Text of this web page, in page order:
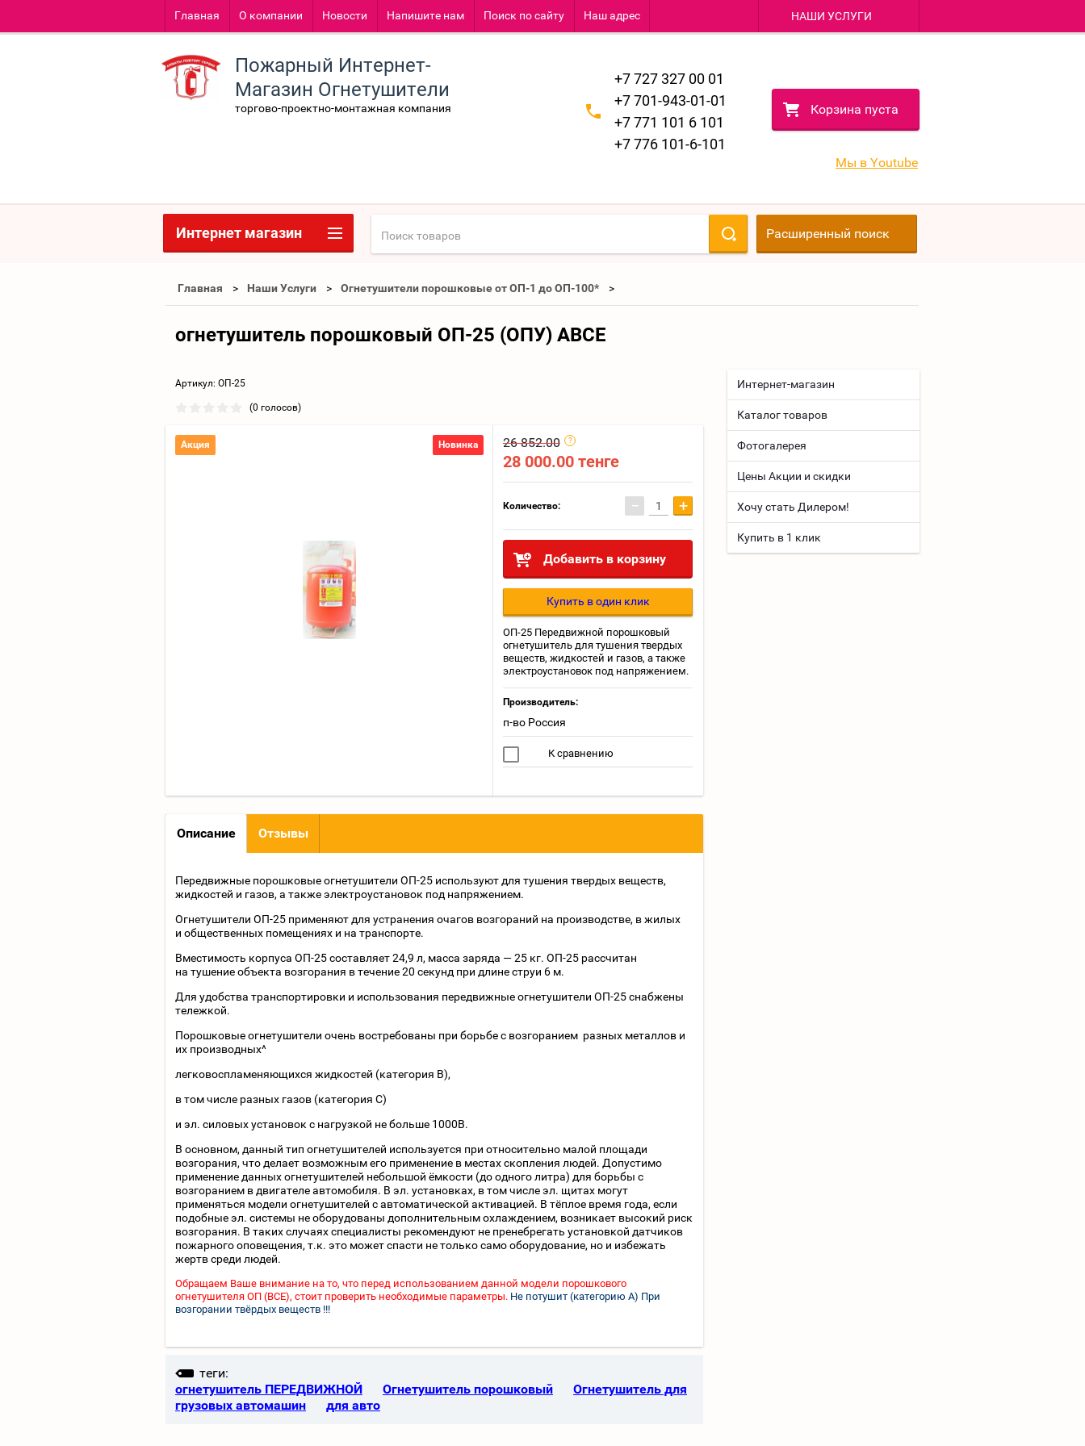
Главная О компании Новости Напишите нам Поиск по сайту Наш адрес НАШИ УСЛУГИ
Пожарный Интернет-
Магазин Огнетушители
торгово-проектно-монтажная компания
+7 727 327 00 01
+7 701-943-01-01
+7 771 101 6 101
+7 776 101-6-101
Корзина пуста
Мы в Youtube
Расширенный поиск
Главная Наши Услуги Огнетушители порошковые от ОП-1 до ОП-100*
огнетушитель порошковый ОП-25 (ОПУ) АВСЕ
Артикул: ОП-25
(0 голосов)
Акция Новинка 26 852.00
28 000.00 тенге
Количество: − +
Добавить в корзину
Купить в один клик
ОП-25 Передвижной порошковый
огнетушитель для тушения твердых
веществ, жидкостей и газов, а также
электроустановок под напряжением.
Производитель:
п-во Россия
К сравнению
Описание Отзывы
Передвижные порошковые огнетушители ОП-25 используют для тушения твердых веществ,
жидкостей и газов, а также электроустановок под напряжением.
Огнетушители ОП-25 применяют для устранения очагов возгораний на производстве, в жилых
и общественных помещениях и на транспорте.
Вместимость корпуса ОП-25 составляет 24,9 л, масса заряда — 25 кг. ОП-25 рассчитан
на тушение объекта возгорания в течение 20 секунд при длине струи 6 м.
Для удобства транспортировки и использования передвижные огнетушители ОП-25 снабжены
тележкой.
Порошковые огнетушители очень востребованы при борьбе с возгоранием разных металлов и
их производных^
легковоспламеняющихся жидкостей (категория В),
в том числе разных газов (категория С)
и эл. силовых установок с нагрузкой не больше 1000В.
В основном, данный тип огнетушителей используется при относительно малой площади
возгорания, что делает возможным его применение в местах скопления людей. Допустимо
применение данных огнетушителей небольшой ёмкости (до одного литра) для борьбы с
возгоранием в двигателе автомобиля. В эл. установках, в том числе эл. щитах могут
применяться модели огнетушителей с автоматической активацией. В тёплое время года, если
подобные эл. системы не оборудованы дополнительным охлаждением, возникает высокий риск
возгорания. В таких случаях специалисты рекомендуют не пренебрегать установкой датчиков
пожарного оповещения, т.к. это может спасти не только само оборудование, но и избежать
жертв среди людей.
Обращаем Ваше внимание на то, что перед использованием данной модели порошкового
огнетушителя ОП (ВСЕ), стоит проверить необходимые параметры. Не потушит (категорию А) При
возгорании твёрдых веществ !!!
теги:
огнетушитель ПЕРЕДВИЖНОЙ
Огнетушитель порошковый
Огнетушитель для
грузовых автомашин
для авто
Интернет магазин
Интернет-магазин
Каталог товаров
Фотогалерея
Цены Акции и скидки
Хочу стать Дилером!
Купить в 1 клик